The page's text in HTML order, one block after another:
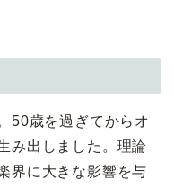
50歳を過ぎてからオ
み出しました。理論
界に大きな影響を与